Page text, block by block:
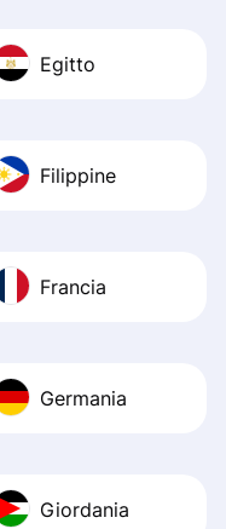
Egitto
Filippine
Francia
Germania
Giordania